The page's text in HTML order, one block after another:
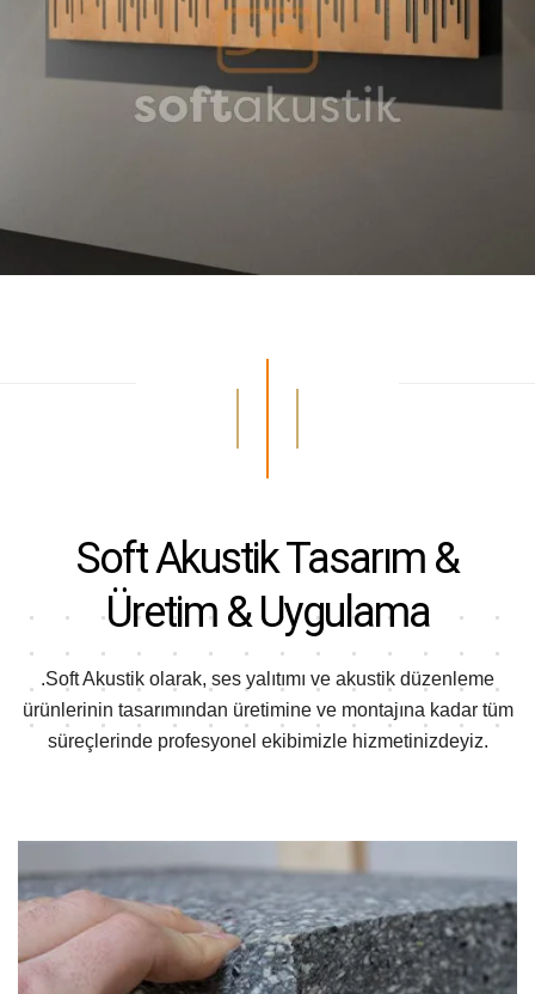
Soft AkustikTasarım &
Üretim & Uygulama
.Soft Akustik olarak, ses yalıtımı ve akustik düzenleme
ürünlerinin tasarımından üretimine ve montajına kadar tüm
süreçlerinde profesyonel ekibimizle hizmetinizdeyiz.